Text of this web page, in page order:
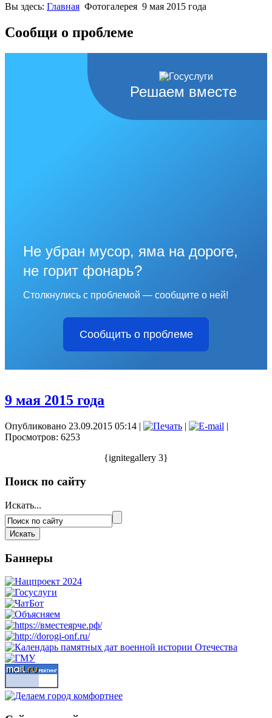
Вы здесь: Главная Фотогалерея 9 мая 2015 года
Сообщи о проблеме
Решаем вместе
Не убран мусор, яма на дороге,
не горит фонарь?
Столкнулись с проблемой — сообщите о ней!
Сообщить о проблеме
9 мая 2015 года
Опубликовано 23.09.2015 05:14 | |
|
Просмотров: 6253
{ignitegallery 3}
Поиск по сайту
Искать...
Баннеры